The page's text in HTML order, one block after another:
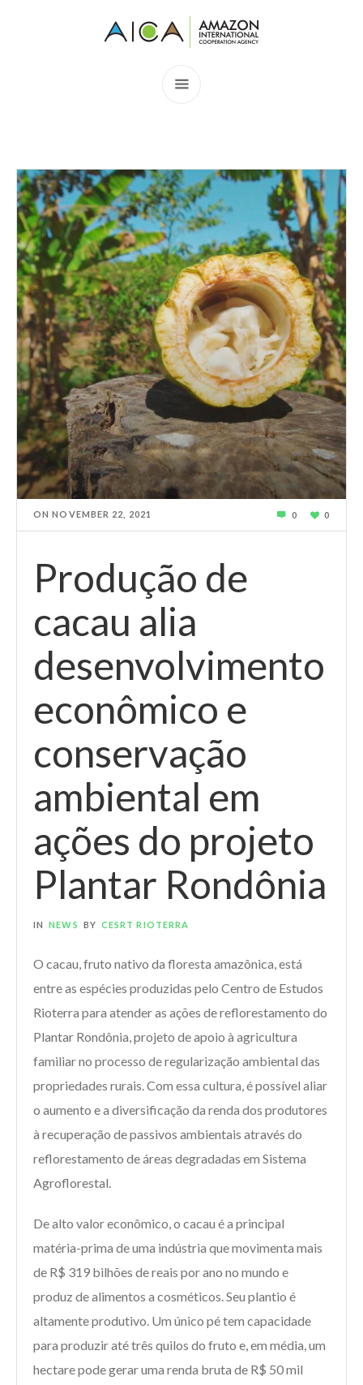
ONNOVEMBER 22, 2021 0 0
Produção de
cacau alia
desenvolvimento
econômico e
conservação
ambiental em
ações do projeto
Plantar Rondônia
IN NEWS BY CESRT RIOTERRA
O cacau, fruto nativo da floresta amazônica, está
entre as espécies produzidas pelo Centro de Estudos
Rioterra para atender as ações de reflorestamento do
Plantar Rondônia, projeto de apoio à agricultura
familiar no processo de regularização ambiental das
propriedades rurais. Com essa cultura, é possível aliar
o aumento e a diversificação da renda dos produtores
à recuperação de passivos ambientais através do
reflorestamento de áreas degradadas em Sistema
Agroflorestal.
De alto valor econômico, o cacau é a principal
matéria-prima de uma indústria que movimenta mais
de R$ 319 bilhões de reais por ano no mundo e
produz de alimentos a cosméticos. Seu plantio é
altamente produtivo. Um único pé tem capacidade
para produzir até três quilos do fruto e, em média, um
hectare pode gerar uma renda bruta de R$ 50 mil